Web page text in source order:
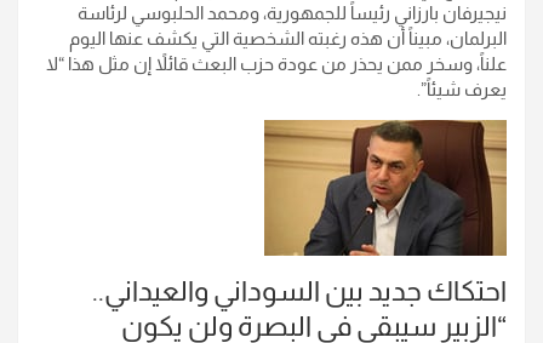
نيجيرفان بارزاني رئيساً للجمهورية، ومحمد الحلبوسي لرئاسة
البرلمان، مبيناً أن هذه رغبته الشخصية التي يكشف عنها اليوم
علناً، وسخر ممن يحذر من عودة حزب البعث قائلاً إن مثل هذا “لا
يعرف شيئاً”.
احتكاك جديد بين السوداني والعيداني..
“الزبير سيبقى في البصرة ولن يكون